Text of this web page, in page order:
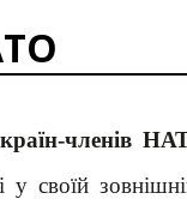
країн-членів
у своїй